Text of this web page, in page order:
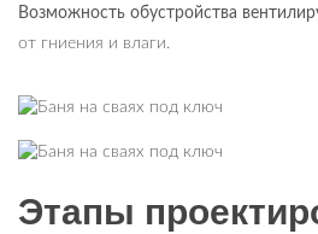
Возможность обустройства
от гниения и влаги.
Этапы